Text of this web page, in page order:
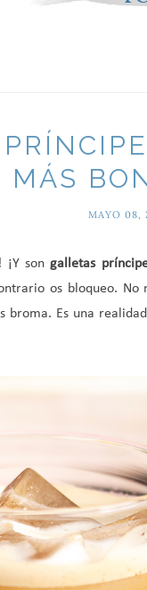
MÁS
MAYO 08,
¡Y songalletas
os bloqueo.
broma. Es una